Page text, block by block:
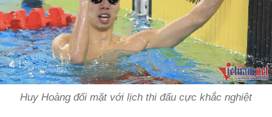
Huy Hoàng đối mặt với lịch thi đấu cực khắc nghiệt